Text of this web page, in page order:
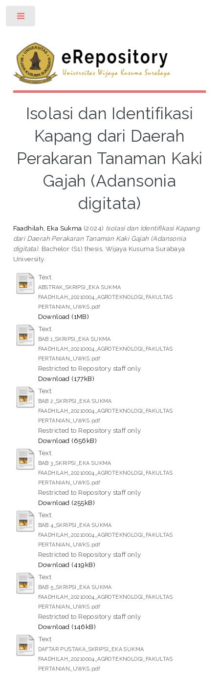
Isolasi dan Identifikasi
Kapang dari Daerah
Perakaran Tanaman Kaki
Gajah (Adansonia
digitata)
Faadhilah, Eka Sukma (2024) Isolasi dan Identifikasi Kapang
dari Daerah Perakaran Tanaman Kaki Gajah (Adansonia
digitata). Bachelor (S1) thesis, Wijaya Kusuma Surabaya
University.
Text
ABSTRAK_SKRIPSI_EKA SUKMA
FAADHILAH_20210004_AGROTEKNOLOGI_FAKULTAS
PERTANIAN_UWKS.pdf
Download (1MB)
Text
BAB 1_SKRIPSI_EKA SUKMA
FAADHILAH_20210004_AGROTEKNOLOGI_FAKULTAS
PERTANIAN_UWKS.pdf
Restricted to Repository staff only
Download (177kB)
Text
BAB 2_SKRIPSI_EKA SUKMA
FAADHILAH_20210004_AGROTEKNOLOGI_FAKULTAS
PERTANIAN_UWKS.pdf
Restricted to Repository staff only
Download (656kB)
Text
BAB 3_SKRIPSI_EKA SUKMA
FAADHILAH_20210004_AGROTEKNOLOGI_FAKULTAS
PERTANIAN_UWKS.pdf
Restricted to Repository staff only
Download (255kB)
Text
BAB 4_SKRIPSI_EKA SUKMA
FAADHILAH_20210004_AGROTEKNOLOGI_FAKULTAS
PERTANIAN_UWKS.pdf
Restricted to Repository staff only
Download (419kB)
Text
BAB 5_SKRIPSI_EKA SUKMA
FAADHILAH_20210004_AGROTEKNOLOGI_FAKULTAS
PERTANIAN_UWKS.pdf
Restricted to Repository staff only
Download (146kB)
Text
DAFTAR PUSTAKA_SKRIPSI_EKA SUKMA
FAADHILAH_20210004_AGROTEKNOLOGI_FAKULTAS
PERTANIAN_UWKS.pdf